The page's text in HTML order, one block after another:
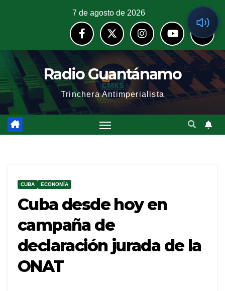
7 de agosto de 2026
Radio Guantánamo
Trinchera Antimperialista
CUBA ECONOMÍA
Cuba desde hoy en
campaña de
declaración jurada de la
ONAT